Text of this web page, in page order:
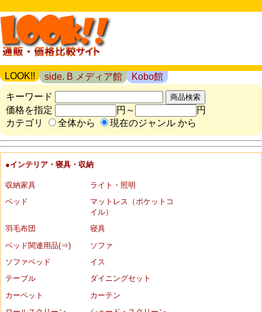
LOOK!! side. B メディア館
Kobo館
キーワード
価格を指定
円～
円
カテゴリ
全体から 現在のジャンル から
●インテリア・寝具・収納
収納家具
ライト・照明
ベッド
マットレス（ポケットコ
イル）
羽毛布団
寝具
ベッド関連用品(⇒)
ソファ
ソファベッド
イス
テーブル
ダイニングセット
カーペット
カーテン